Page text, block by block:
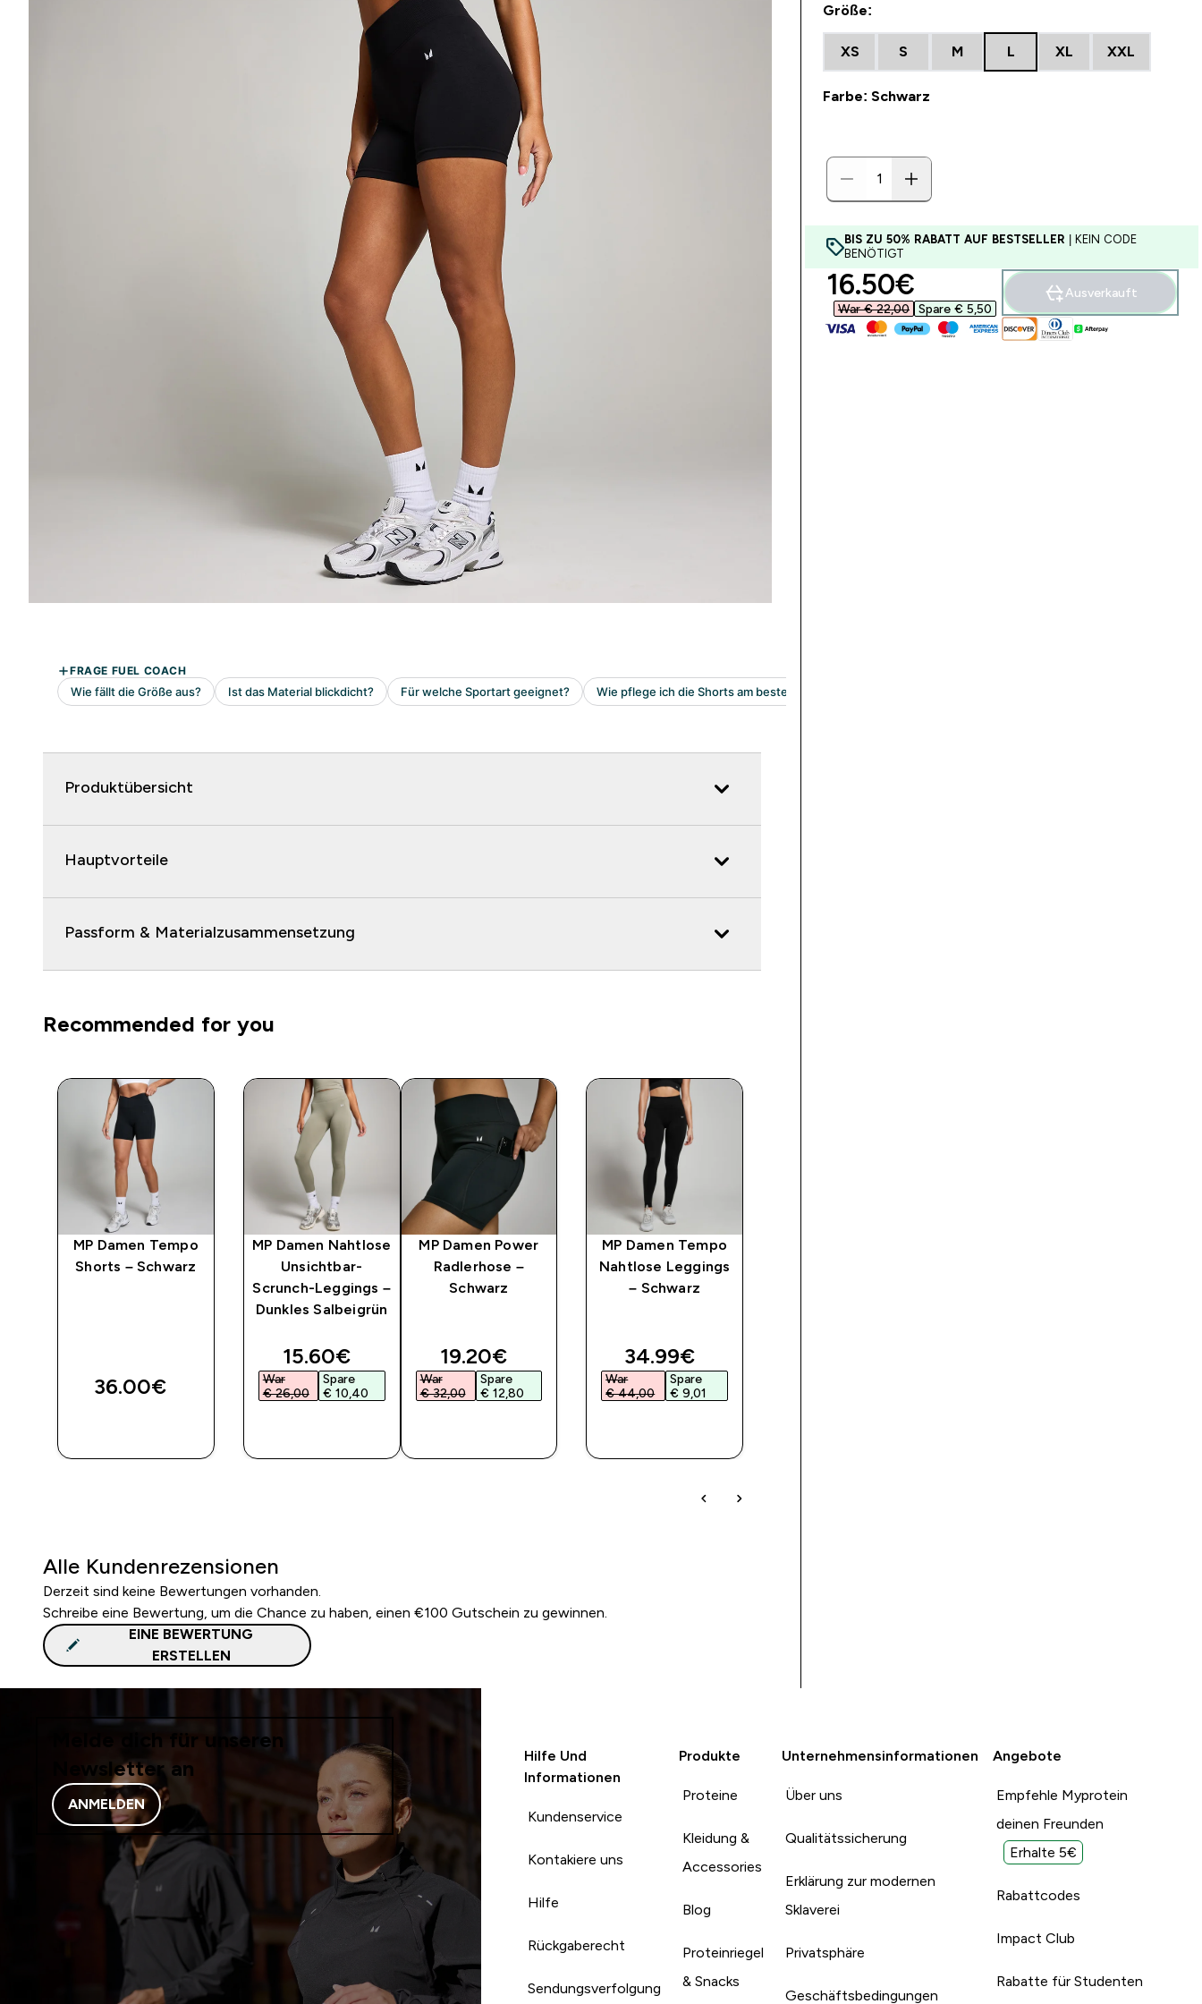
Produktübersicht
Hauptvorteile
Passform & Materialzusammensetzung
Recommended for you
MP Damen Tempo
Shorts – Schwarz
36.00€‎
MP Damen Nahtlose
Unsichtbar-
Scrunch-Leggings –
Dunkles Salbeigrün
discounted price
15.60€‎
War
€ 26,00‎
Spare
€ 10,40‎
MP Damen Power
Radlerhose –
Schwarz
discounted price
19.20€‎
War
€ 32,00‎
Spare
€ 12,80‎
MP Damen Tempo
Nahtlose Leggings
– Schwarz
discounted price
34.99€‎
War
€ 44,00‎
Spare
€ 9,01‎
Alle Kundenrezensionen
Derzeit sind keine Bewertungen vorhanden.
Schreibe eine Bewertung, um die Chance zu haben, einen €100 Gutschein zu gewinnen.
EINE BEWERTUNG
ERSTELLEN
Größe:
XS S M L XL XXL
Farbe: Schwarz
BIS ZU 50% RABATT AUF BESTSELLER | KEIN CODE
BENÖTIGT
discounted price
16.50€‎
War € 22,00‎ Spare € 5,50‎
Ausverkauft
Melde dich für unseren
Newsletter an
ANMELDEN
Hilfe Und
Informationen
Kundenservice
Kontakiere uns
Hilfe
Rückgaberecht
Sendungsverfolgung
Produkte
Proteine
Kleidung &
Accessories
Blog
Proteinriegel
& Snacks
Unternehmensinformationen
Über uns
Qualitätssicherung
Erklärung zur modernen
Sklaverei
Privatsphäre
Geschäftsbedingungen
Angebote
Empfehle Myprotein
deinen Freunden
Erhalte 5€
Rabattcodes
Impact Club
Rabatte für Studenten